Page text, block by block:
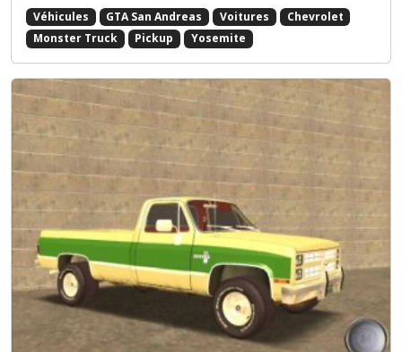
Véhicules GTA San Andreas Voitures
Chevrolet
Monster Truck
Pickup Yosemite